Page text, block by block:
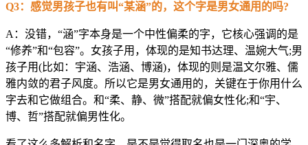
Q3：感觉男孩子也有叫“某涵”的，这个字是男女通用的吗?
A：没错，“涵”字本身是一个中性偏柔的字，它核心强调的是
“修养”和“包容”。女孩子用，体现的是知书达理、温婉大气;男
孩子用(比如：宇涵、浩涵、博涵)，体现的则是温文尔雅、儒
雅内敛的君子风度。所以它是男女通用的，关键在于你用什么
字去和它做组合。和“柔、静、微”搭配就偏女性化;和“宇、
博、哲”搭配就偏男性化。